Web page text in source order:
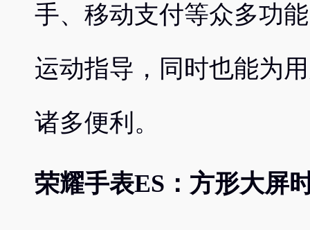
手、移动支付等众多功
运动指导，同时也能为
诸多便利。
荣耀手表ES：方形大屏